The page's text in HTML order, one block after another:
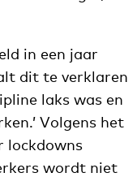
in een jaar
dit te verklaren
laks was en
Volgens het
lockdowns
wordt niet